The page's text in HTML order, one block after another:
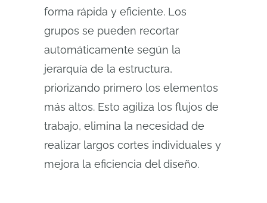
forma rápida y eficiente. Los
grupos se pueden recortar
automáticamente según la
jerarquía de la estructura,
priorizando primero los elementos
más altos. Esto agiliza los flujos de
trabajo, elimina la necesidad de
realizar largos cortes individuales y
mejora la eficiencia del diseño.